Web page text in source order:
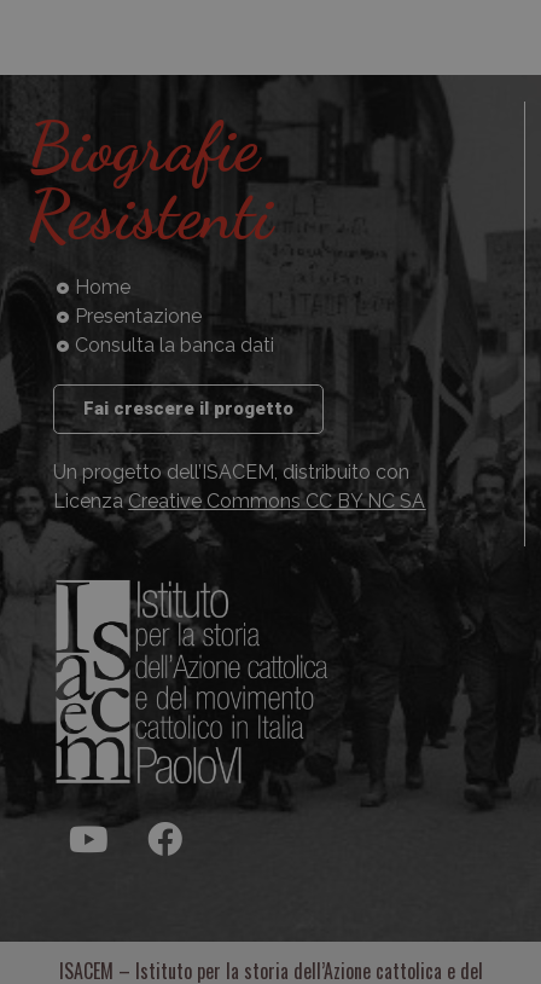
Biografie
Resistenti
Home
Presentazione
Consulta la banca dati
Fai crescere il progetto
Un progetto dell’ISACEM, distribuito con
LicenzaCreative Commons CC BY NC SA
ISACEM – Istituto per la storia dell’Azione cattolica e del